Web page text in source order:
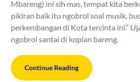
Mbareng) ini sih mas, tempat kita
pikiran baik itu ngobrol soal musik,
perkembangan di Kota tercinta ini.”
ngobrol santai di kopian bareng.
Continue Reading